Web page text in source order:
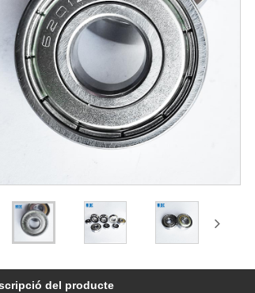
del producte